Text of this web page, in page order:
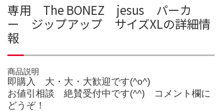
専用 The BONEZ jesus パーカ
ー ジップアップ サイズXLの詳細情
報
商品説明
即購入 大・大・大歓迎です(⁠^⁠o⁠^⁠)⁠
お値引相談 絶賛受付中です(⁠^⁠^⁠) コメント欄に
どうぞ！